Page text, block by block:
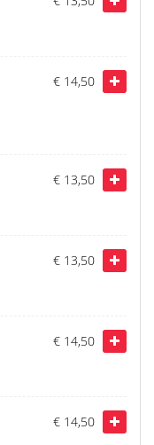
€ 14,50
€ 13,50
€ 13,50
€ 14,50
€ 14,50